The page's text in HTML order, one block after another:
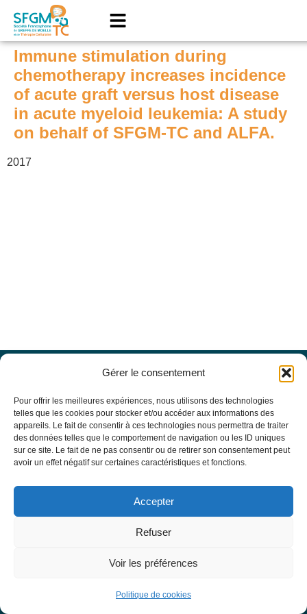
Gérer le consentement
Pour offrir les meilleures expériences, nous utilisons des technologies
telles que les cookies pour stocker et/ou accéder aux informations des
appareils. Le fait de consentir à ces technologies nous permettra de traiter
des données telles que le comportement de navigation ou les ID uniques
sur ce site. Le fait de ne pas consentir ou de retirer son consentement peut
avoir un effet négatif sur certaines caractéristiques et fonctions.
Accepter
Refuser
Voir les préférences
Politique de cookies
Immune stimulation during
chemotherapy increases incidence
of acute graft versus host disease
in acute myeloid leukemia: A study
on behalf of SFGM-TC and ALFA.
2017
Actualités
Agenda
Missions du site
Mentions légales
Conditions générales d’utilisation
Base de données EBMT Registry